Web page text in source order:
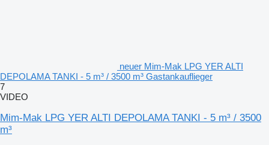
neuer Mim-Mak LPG YER ALTI
DEPOLAMA TANKI - 5 m³ / 3500 m³ Gastankauflieger
7
VIDEO
Mim-Mak LPG YER ALTI DEPOLAMA TANKI - 5 m³ / 3500
m³